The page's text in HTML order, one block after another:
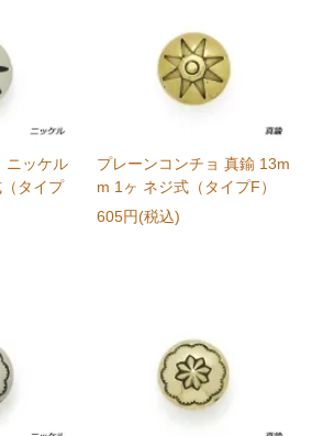
ニッケル
タイプ
プレーンコンチョ 真鍮 13m
m 1ヶ ネジ式（タイプF）
605円(税込)